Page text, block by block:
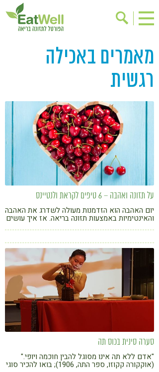
הרשמה לניוזלטר
אודות
בישול בריא
ריפוי ומניעת מחלות
מתכוני בריאות
שינוי תזונתי
גישות בתזונה
דיאטה
מזונות על
ילדים
תזונה וספורט
הפרעות קשב & ריכוז
אכילה רגשית
רגישות לגלוטן
טעים להכיר
קורונה
טבעונות
מאמרים באכילה
רגשית
על תזונה ואהבה – 6 טיפים לקראת ולנטיינס
יום האהבה הוא הזדמנות מעולה לשדרג את האהבה
והאינטימיות באמצעות תזונה בריאה. אז איך עושים
סערה סינית בכוס תה
"אדם ללא תה אינו מסוגל להבין חוכמה ויופי."
(אוקקורה קקוזו, ספר התה, 1906); בואו להכיר סוגי